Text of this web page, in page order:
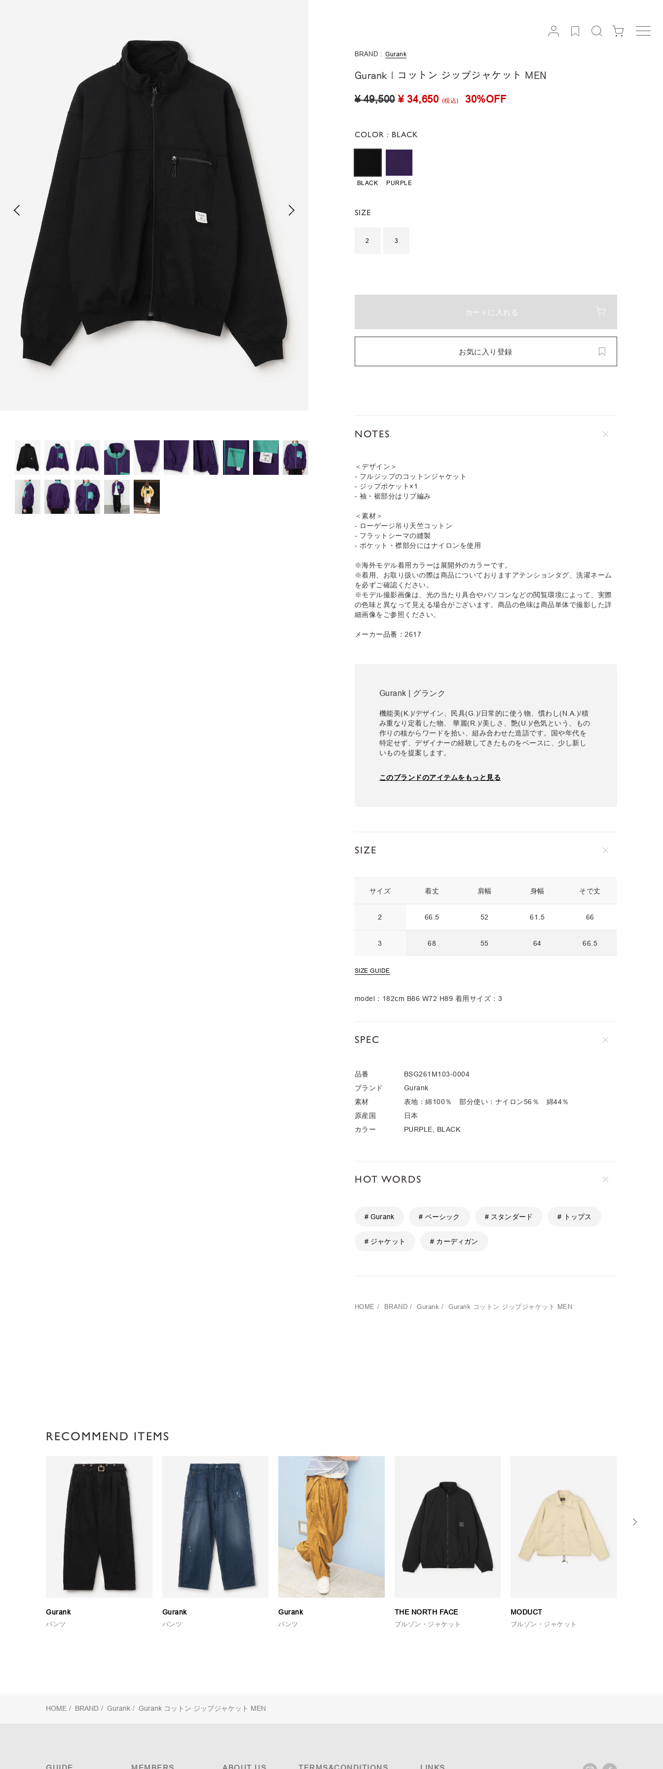
BRAND : Gurank
Gurank | コットン ジップジャケット MEN
¥ 49,500 ¥ 34,650 (税込) 30%OFF
COLOR : BLACK
BLACK PURPLE
SIZE
2 3
カートに入れる
お気に入り登録
NOTES
＜デザイン＞
- フルジップのコットンジャケット
- ジップポケット×1
- 袖・裾部分はリブ編み
＜素材＞
- ローゲージ吊り天竺コットン
- フラットシーマの縫製
- ポケット・襟部分にはナイロンを使用
※海外モデル着用カラーは展開外のカラーです。
※着用、お取り扱いの際は商品についておりますアテンションタグ、洗濯ネーム
を必ずご確認ください。
※モデル撮影画像は、光の当たり具合やパソコンなどの閲覧環境によって、実際
の色味と異なって見える場合がございます。商品の色味は商品単体で撮影した詳
細画像をご参照ください。
メーカー品番：2617
Gurank | グランク
機能美(K.)/デザイン、民具(G.)/日常的に使う物、慣わし(N.A.)/積
み重なり定着した物、 華麗(R.)/美しさ、艶(U.)/色気という、もの
作りの核からワードを拾い、組み合わせた造語です。国や年代を
特定せず、デザイナーの経験してきたものをベースに、少し新し
いものを提案します。
このブランドのアイテムをもっと見る
SIZE
サイズ
2
3
着丈 肩幅 身幅 そで丈
66.5 52 61.5 66
68 55 64 66.5
SIZE GUIDE
model：182cm B86 W72 H89 着用サイズ：3
SPEC
品番
BSG261M103-0004
ブランド
Gurank
素材
表地：綿100％ 部分使い：ナイロン56％ 綿44％
原産国
日本
カラー
PURPLE, BLACK
HOT WORDS
# Gurank # ベーシック # スタンダード # トップス
# ジャケット # カーディガン
HOME / BRAND / Gurank / Gurank コットン ジップジャケット MEN
RECOMMEND ITEMS
Gurank
パンツ
Gurank
パンツ
Gurank
パンツ
THE NORTH FACE
ブルゾン・ジャケット
MODUCT
ブルゾン・ジャケット
HOME / BRAND / Gurank / Gurank コットン ジップジャケット MEN